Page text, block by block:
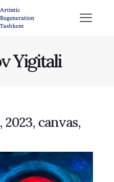
Yigitali
2023, canvas,